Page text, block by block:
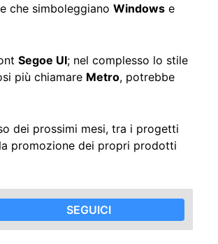
che simboleggiano Windows e
Segoe UI; nel complesso lo stile
più chiamare Metro, potrebbe
dei prossimi mesi, tra i progetti
promozione dei propri prodotti
SEGUICI